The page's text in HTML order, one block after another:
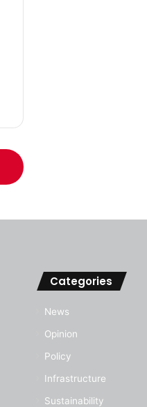
Categories
News
Opinion
Policy
Infrastructure
Sustainability